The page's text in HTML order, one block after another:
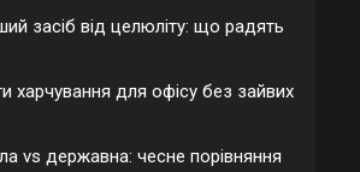
засіб від целюліту: що радять
харчування для офісу без зайвих
vs державна: чесне порівняння